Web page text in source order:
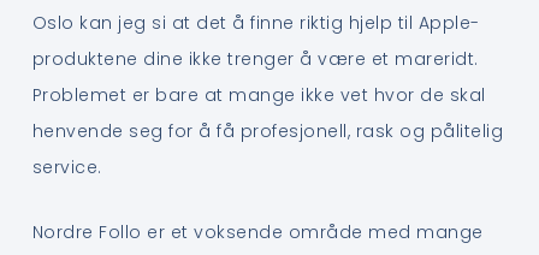
Oslo kan jeg si at det å finne riktig hjelp til Apple-
produktene dine ikke trenger å være et mareridt.
Problemet er bare at mange ikke vet hvor de skal
henvende seg for å få profesjonell, rask og pålitelig
service.
Nordre Follo er et voksende område med mange